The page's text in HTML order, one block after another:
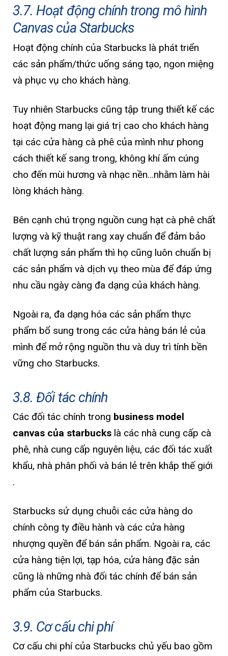
3.7. Hoạt động chính trong mô hình
Canvas của Starbucks
Hoạt động chính của Starbucks là phát triển
các sản phẩm/thức uống sáng tạo, ngon miệng
và phục vụ cho khách hàng.
Tuy nhiên Starbucks cũng tập trung thiết kế các
hoạt động mang lại giá trị cao cho khách hàng
tại các cửa hàng cà phê của mình như phong
cách thiết kế sang trong, không khí ấm cúng
cho đến mùi hương và nhạc nền…nhằm làm hài
lòng khách hàng.
Bên cạnh chú trọng nguồn cung hạt cà phê chất
lượng và kỹ thuật rang xay chuẩn để đảm bảo
chất lượng sản phẩm thì họ cũng luôn chuẩn bị
các sản phẩm và dịch vụ theo mùa để đáp ứng
nhu cầu ngày càng đa dạng của khách hàng.
Ngoài ra, đa dạng hóa các sản phẩm thực
phẩm bổ sung trong các cửa hàng bán lẻ của
mình để mở rộng nguồn thu và duy trì tính bền
vững cho Starbucks.
3.8. Đối tác chính
Các đối tác chính trong business model
canvas của starbucks là các nhà cung cấp cà
phê, nhà cung cấp nguyên liệu, các đối tác xuất
khẩu, nhà phân phối và bán lẻ trên khắp thế giới
.
Starbucks sử dụng chuỗi các cửa hàng do
chính công ty điều hành và các cửa hàng
nhượng quyền để bán sản phẩm. Ngoài ra, các
cửa hàng tiện lợi, tạp hóa, cửa hàng đặc sản
cũng là những nhà đối tác chính để bán sản
phẩm của Starbucks.
3.9. Cơ cấu chi phí
Cơ cấu chi phí của Starbucks chủ yếu bao gồm